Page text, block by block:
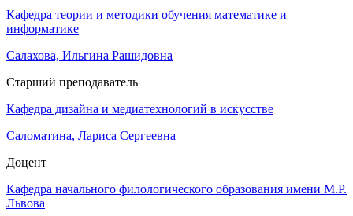
Кафедра теории и методики обучения математике и
информатике
Салахова, Ильгина Рашидовна
Старший преподаватель
Кафедра дизайна и медиатехнологий в искусстве
Саломатина, Лариса Сергеевна
Доцент
Кафедра начального филологического образования имени М.Р.
Львова